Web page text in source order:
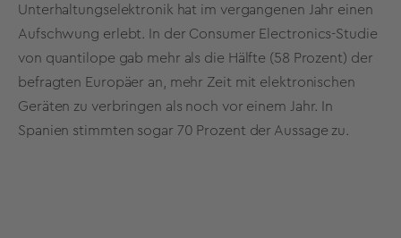
Unterhaltungselektronik hat im vergangenen Jahr einen
Aufschwung erlebt. In der Consumer Electronics-Studie
von quantilope gab mehr als die Hälfte (58 Prozent) der
befragten Europäer an, mehr Zeit mit elektronischen
Geräten zu verbringen als noch vor einem Jahr. In
Spanien stimmten sogar 70 Prozent der Aussage zu.